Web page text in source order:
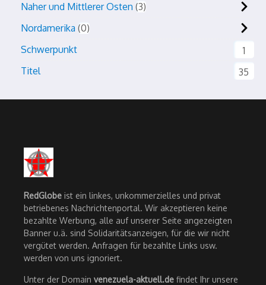
Naher und Mittlerer Osten 3
Nordamerika 0
Schwerpunkt
1
Titel
35
RedGlobe ist ein linkes, unkommerzielles und privat
betriebenes Nachrichtenportal. Wir akzeptieren keine
bezahlte Werbung, alle auf unserer Seite angezeigten
Banner u.ä. sind Solidaritätsanzeigen, für die wir nicht
vergütet werden. Anfragen für bezahlte Links usw.
werden von uns ignoriert.
Unter der Domain venezuela-aktuell.de findet Ihr unsere